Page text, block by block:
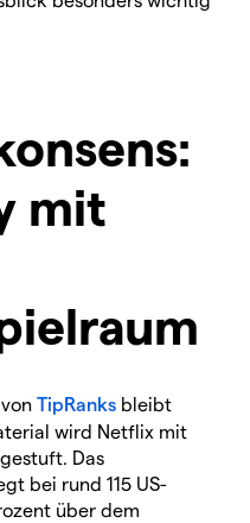
mit
TipRanks bleibt
wird Netflix mit
Das
bei rund 115 US-
über dem